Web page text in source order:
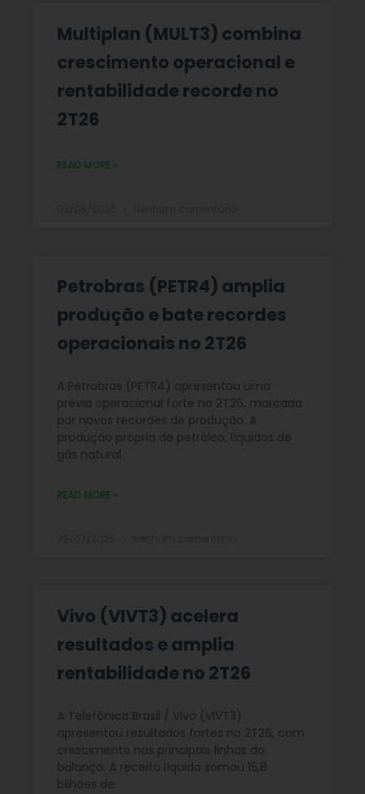
Multiplan (MULT3) combina
crescimento operacional e
rentabilidade recorde no
2T26
READ MORE »
Petrobras (PETR4) amplia
produção e bate recordes
operacionais no 2T26
A Petrobras (PETR4) apresentou uma
prévia operacional forte no 2T26, marcada
por novos recordes de produção. A
produção própria de petróleo, líquidos de
gás natural
READ MORE »
Vivo (VIVT3) acelera
resultados e amplia
rentabilidade no 2T26
A Telefônica Brasil / Vivo (VIVT3)
apresentou resultados fortes no 2T26, com
crescimento nas principais linhas do
balanço. A receita líquida somou 15,8
bilhões de